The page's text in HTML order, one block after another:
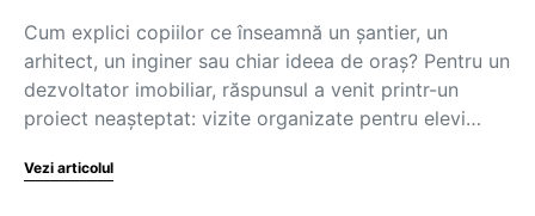
Cum explici copiilor ce înseamnă un șantier, un
arhitect, un inginer sau chiar ideea de oraș? Pentru un
dezvoltator imobiliar, răspunsul a venit printr-un
proiect neașteptat: vizite organizate pentru elevi…
Vezi articolul